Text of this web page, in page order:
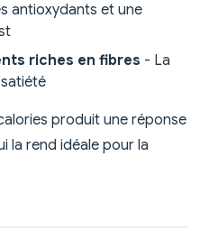
antioxydants et une
riches en fibres - La
produit une réponse
la rend idéale pour la